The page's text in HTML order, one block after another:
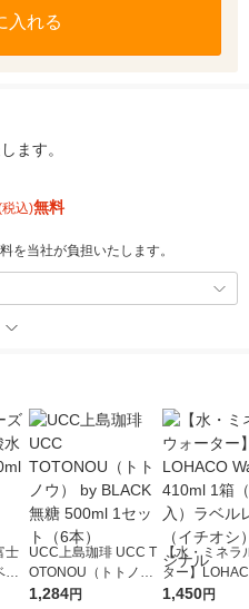
入れる
ます。
税込)無料
を当社が負担いたします。
士
ル
UCC上島珈琲 UCC T
OTONOU（トトノ
ウ） by BLACK無糖 5
1,284円
【水・ミネラ
ター】
r 410ml 1箱（
1,450円